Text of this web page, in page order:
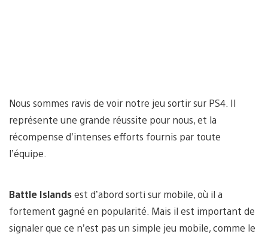
Nous sommes ravis de voir notre jeu sortir sur PS4. Il
représente une grande réussite pour nous, et la
récompense d’intenses efforts fournis par toute
l’équipe.
Battle Islandsest d’abord sorti sur mobile, où il a
fortement gagné en popularité. Mais il est important de
signaler que ce n’est pas un simple jeu mobile, comme le